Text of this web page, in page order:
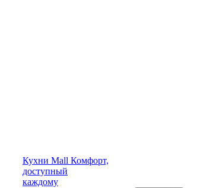
Кухни Mall Комфорт,
доступный
каждому